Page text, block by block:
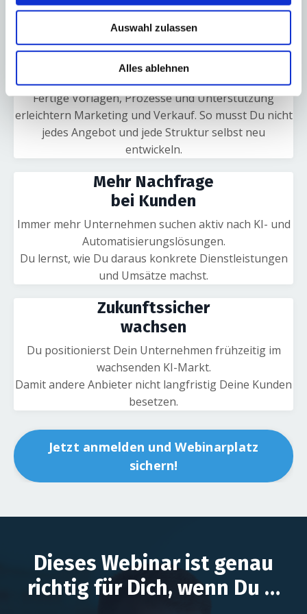
Auswahl zulassen
Alles ablehnen
Automatisierungen sinnvoll einzusetzen.
Damit Prozesse einfacher, schneller und effizienter im
Alltag werden.
Weniger Aufwand im Vertrieb
Fertige Vorlagen, Prozesse und Unterstützung
erleichtern Marketing und Verkauf. So musst Du nicht
jedes Angebot und jede Struktur selbst neu
entwickeln.
Mehr Nachfrage
bei Kunden
Immer mehr Unternehmen suchen aktiv nach KI- und
Automatisierungslösungen.
Du lernst, wie Du daraus konkrete Dienstleistungen
und Umsätze machst.
Zukunftssicher
wachsen
Du positionierst Dein Unternehmen frühzeitig im
wachsenden KI-Markt.
Damit andere Anbieter nicht langfristig Deine Kunden
besetzen.
Jetzt anmelden und Webinarplatz
sichern!
Dieses Webinar ist genau
richtig für Dich, wenn Du …